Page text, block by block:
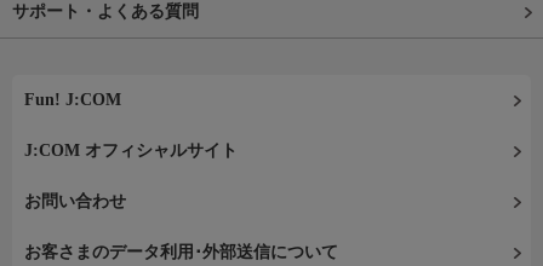
サポート・よくある質問
Fun! J:COM
J:COM オフィシャルサイト
お問い合わせ
お客さまのデータ利用･外部送信について